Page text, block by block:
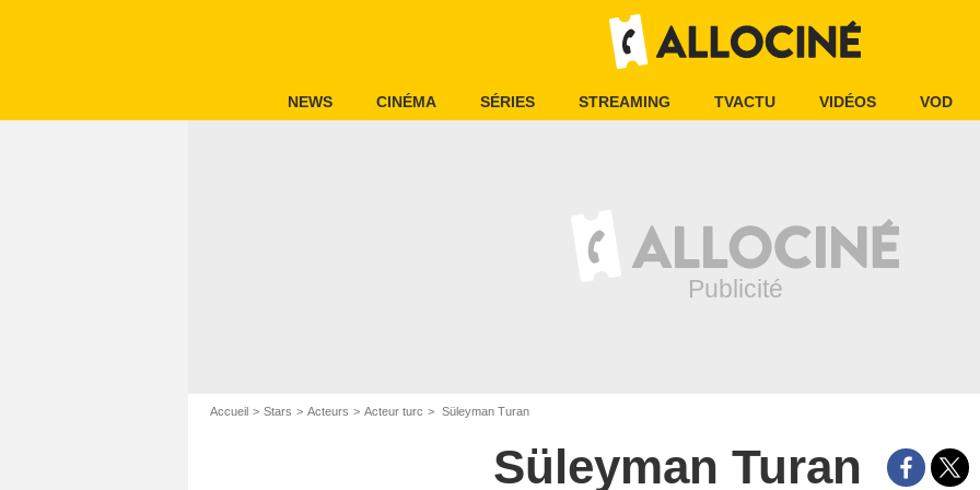
NEWS CINÉMA SÉRIES STREAMING TVACTU VIDÉOS VOD
Accueil Stars Acteurs Acteur turc Süleyman Turan
Süleyman Turan